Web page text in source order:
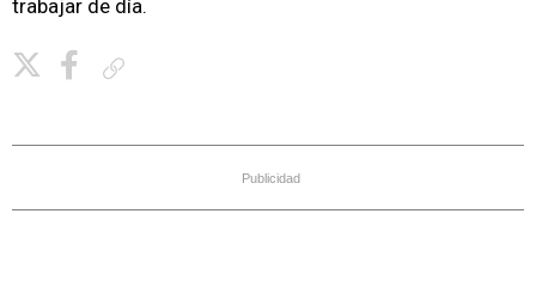
trabajar de día.
Publicidad